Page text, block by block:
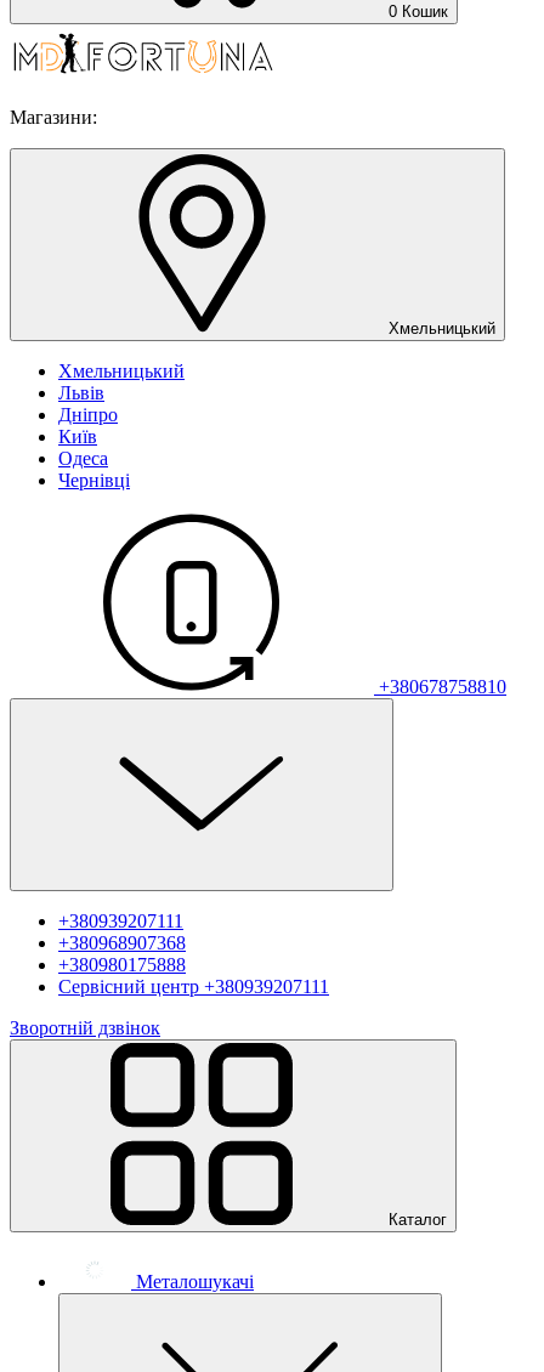
0 Кошик
Магазини:
Хмельницький
Хмельницький
Львів
Дніпро
Київ
Одеса
Чернівці
+380678758810
+380939207111
+380968907368
+380980175888
Сервісний центр +380939207111
Зворотній дзвінок
Каталог
Металошукачі